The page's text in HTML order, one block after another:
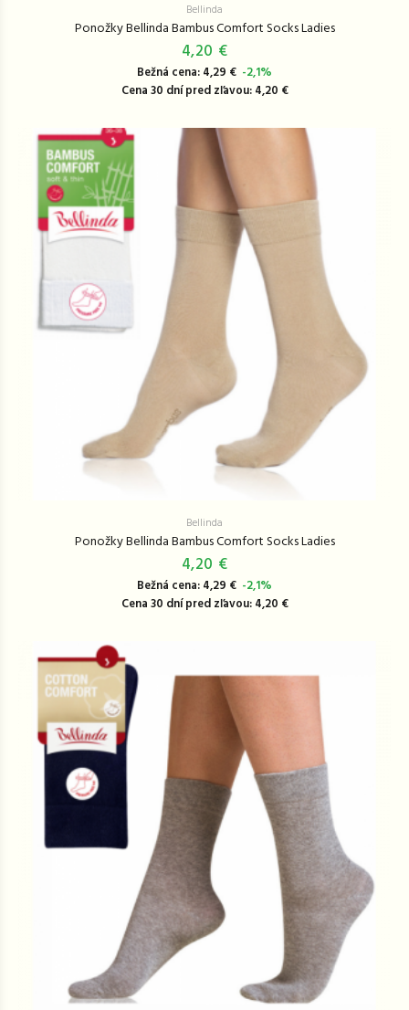
Bellinda
Ponožky Bellinda Bambus Comfort Socks Ladies
4,20 €
Bežná cena: 4,29 € -2,1%
Cena 30 dní pred zľavou: 4,20 €
Bellinda
Ponožky Bellinda Bambus Comfort Socks Ladies
4,20 €
Bežná cena: 4,29 € -2,1%
Cena 30 dní pred zľavou: 4,20 €